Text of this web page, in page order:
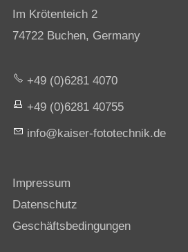
Im Krötenteich 2
74722 Buchen, Germany
+49 (0)6281 4070
+49 (0)6281 40755
nf
k s r-f t t chn k d
Impressum
Datenschutz
Geschäftsbedingungen